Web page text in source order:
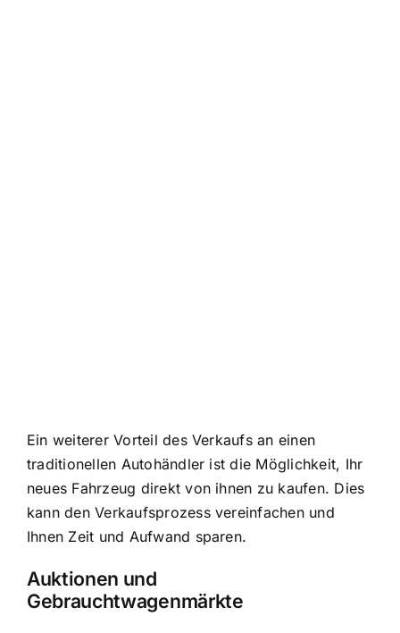
Ein weiterer Vorteil des Verkaufs an einen
traditionellen Autohändler ist die Möglichkeit, Ihr
neues Fahrzeug direkt von ihnen zu kaufen. Dies
kann den Verkaufsprozess vereinfachen und
Ihnen Zeit und Aufwand sparen.
Auktionen und
Gebrauchtwagenmärkte